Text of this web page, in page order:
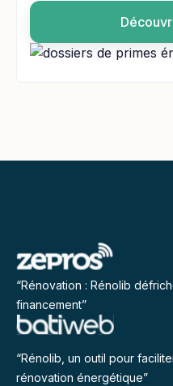
“Rénovation : Rénolib
financement”
“Rénolib, un outil pour
rénovation énergétique”